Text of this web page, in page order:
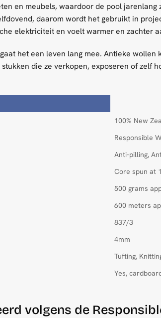
en meubels, waardoor de pool
daarom wordt het gebruikt in
elektriciteit en voelt warmer en zachter
het een leven lang mee. Antieke
die ze verkopen, exposeren of zelf
100% New
Responsible
Anti-pilling,
Core spun at
500 grams
600 meters
837/3
4mm
Tufting,
Yes,
volgens de